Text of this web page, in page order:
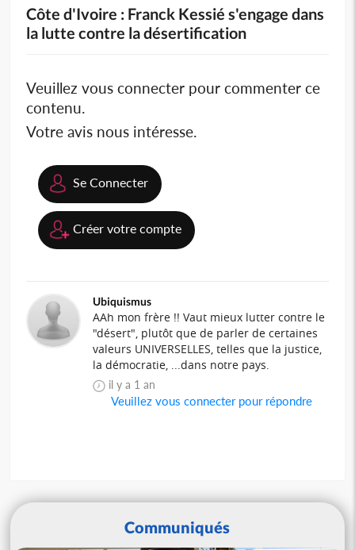
Côte d'Ivoire : Franck Kessié s'engage dans
la lutte contre la désertification
Veuillez vous connecter pour commenter ce
contenu.
Votre avis nous intéresse.
Se Connecter
Créer votre compte
Ubiquismus
AAh mon frère !! Vaut mieux lutter contre le
"désert", plutôt que de parler de certaines
valeurs UNIVERSELLES, telles que la justice,
la démocratie, ...dans notre pays.
il y a 1 an
Veuillez vous connecter pour répondre
Communiqués